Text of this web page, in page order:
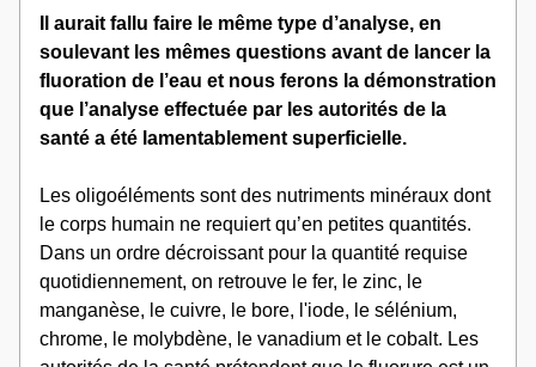
Il aurait fallu faire le même type d’analyse, en
soulevant les mêmes questions avant de lancer la
fluoration de l’eau et nous ferons la démonstration
que l’analyse effectuée par les autorités de la
santé a été lamentablement superficielle.
Les oligoéléments sont des nutriments minéraux dont
le corps humain ne requiert qu’en petites quantités.
Dans un ordre décroissant pour la quantité requise
quotidiennement, on retrouve le fer, le zinc, le
manganèse, le cuivre, le bore, l'iode, le sélénium,
chrome, le molybdène, le vanadium et le cobalt. Les